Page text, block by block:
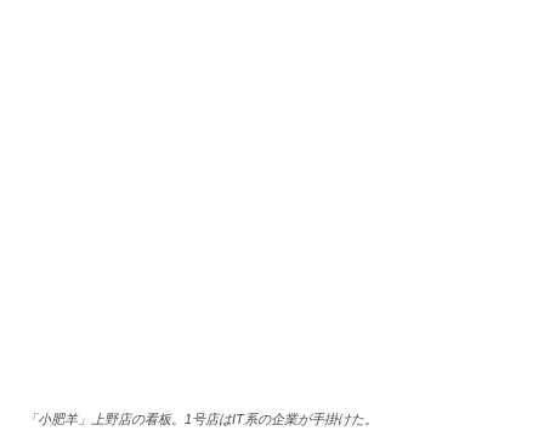
「小肥羊」上野店の看板。1号店はIT系の企業が手掛けた。